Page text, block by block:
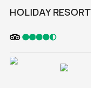
HOLIDAY RESORT